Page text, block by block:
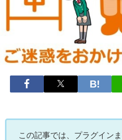
この記事では、プラグイン